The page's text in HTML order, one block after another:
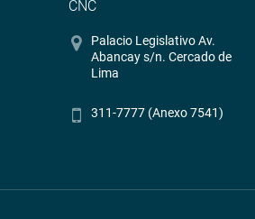
CNC
Palacio Legislativo Av.
Abancay s/n. Cercado de
Lima
311-7777 (Anexo 7541)